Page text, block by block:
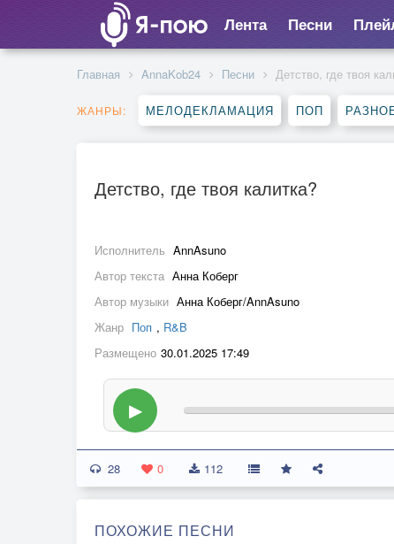
Лента Песни
Главная AnnaKob24 Песни Детство, где твоя
ЖАНРЫ: МЕЛОДЕКЛАМАЦИЯ ПОП
Детство, где твоя калитка?
Исполнитель AnnAsuno
Автор текста Анна Коберг
Автор музыки Анна Коберг/AnnAsuno
Жанр Поп , R&B
Размещено 30.01.2025 17:49
▶
28 0 112
ПОХОЖИЕ ПЕСНИ